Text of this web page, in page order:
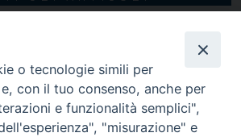
o tecnologie simili per
con il tuo consenso, anche per
e funzionalità semplici",
"misurazione" e